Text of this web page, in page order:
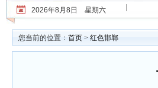
2026年8月8日 星期六
您当前的位置： 首页 > 红色邯郸